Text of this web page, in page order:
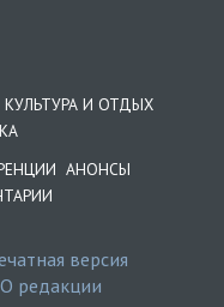
КУЛЬТУРА И ОТДЫХ
АНОНСЫ
версия
О редакции